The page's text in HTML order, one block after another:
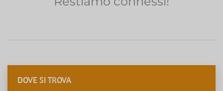
DOVE SI TROVA